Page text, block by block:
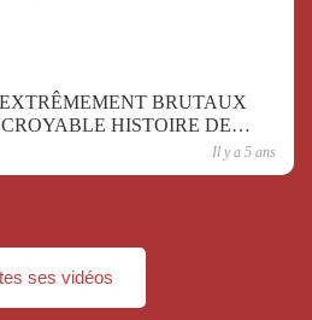
BRUTAUX
HISTOIRE DE
Il y a 5 ans
ses vidéos